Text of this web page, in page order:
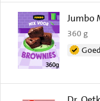
Jumbo
360 g